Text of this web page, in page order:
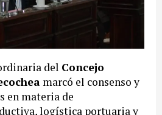
del Concejo
marcó el consenso y
en materia de
logística portuaria y